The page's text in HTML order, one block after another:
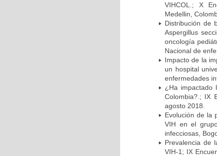
VIHCOL.; X
Medellin,
Distribución de
Aspergillus
oncología
Nacional de
Impacto de la
un hospital
enfermedades
¿Ha impactado
Colombia?.; IX
agosto 2018.
Evolución de la
VIH en el
infecciosas,
Prevalencia de
VIH-1; IX